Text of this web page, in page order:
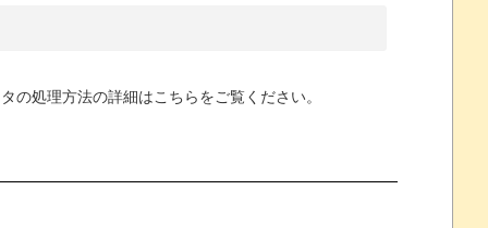
の処理方法の詳細はこちらをご覧ください。